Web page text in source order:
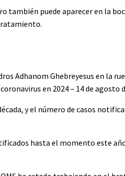
también puede aparecer en la
Adhanom Ghebreyesus en la
en 2024 – 14 de agosto
y el número de casos
hasta el momento este